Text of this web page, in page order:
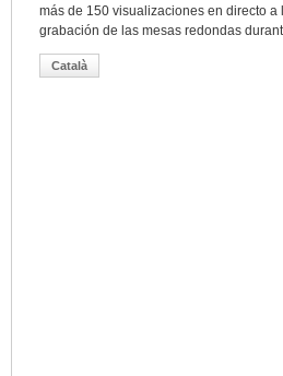
más de 150 visualizaciones en directo
grabación de las mesas redondas
Català